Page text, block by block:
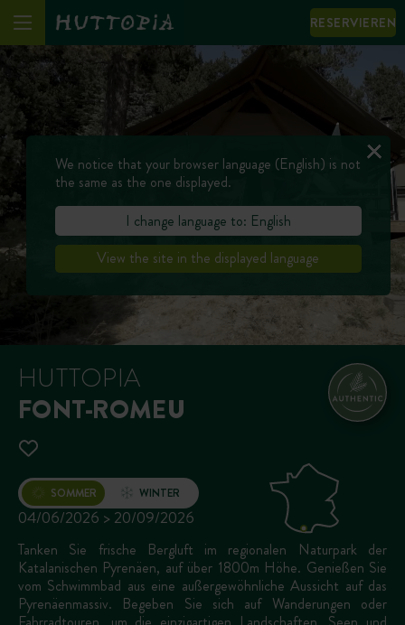
RESERVIEREN
HUTTOPIA
FONT-ROMEU
Öffnung
04/06/2026 > 20/09/2026
WINTER
SOMMER
Tanken Sie frische Bergluft im regionalen Naturpark der
Katalanischen Pyrenäen, auf über 1800m Höhe. Genießen Sie
vom Schwimmbad aus eine außergewöhnliche Aussicht auf das
Pyrenäenmassiv. Begeben Sie sich auf Wanderungen oder
We notice that your browser language (English) is not
the same as the one displayed.
I change language to: English
View the site in the displayed language